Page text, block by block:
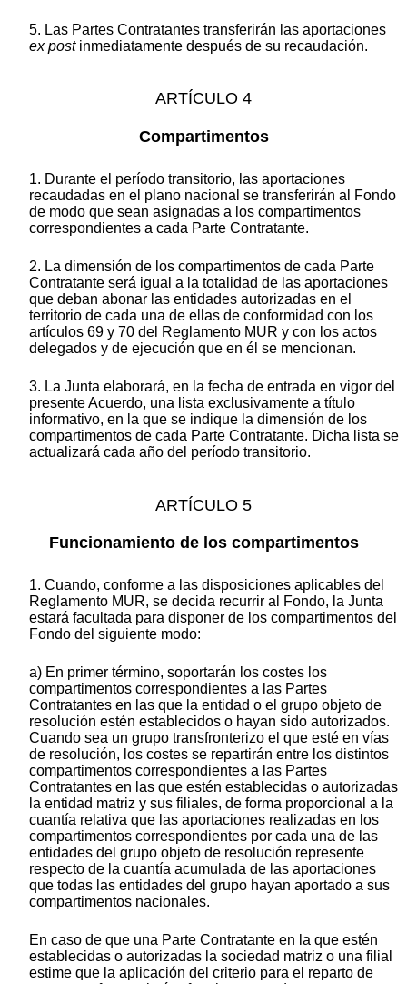
5. Las Partes Contratantes transferirán las aportaciones
ex postinmediatamente después de su recaudación.
ARTÍCULO 4
Compartimentos
1. Durante el período transitorio, las aportaciones
recaudadas en el plano nacional se transferirán al Fondo
de modo que sean asignadas a los compartimentos
correspondientes a cada Parte Contratante.
2. La dimensión de los compartimentos de cada Parte
Contratante será igual a la totalidad de las aportaciones
que deban abonar las entidades autorizadas en el
territorio de cada una de ellas de conformidad con los
artículos 69 y 70 del Reglamento MUR y con los actos
delegados y de ejecución que en él se mencionan.
3. La Junta elaborará, en la fecha de entrada en vigor del
presente Acuerdo, una lista exclusivamente a título
informativo, en la que se indique la dimensión de los
compartimentos de cada Parte Contratante. Dicha lista se
actualizará cada año del período transitorio.
ARTÍCULO 5
Funcionamiento de los compartimentos
1. Cuando, conforme a las disposiciones aplicables del
Reglamento MUR, se decida recurrir al Fondo, la Junta
estará facultada para disponer de los compartimentos del
Fondo del siguiente modo:
a) En primer término, soportarán los costes los
compartimentos correspondientes a las Partes
Contratantes en las que la entidad o el grupo objeto de
resolución estén establecidos o hayan sido autorizados.
Cuando sea un grupo transfronterizo el que esté en vías
de resolución, los costes se repartirán entre los distintos
compartimentos correspondientes a las Partes
Contratantes en las que estén establecidas o autorizadas
la entidad matriz y sus filiales, de forma proporcional a la
cuantía relativa que las aportaciones realizadas en los
compartimentos correspondientes por cada una de las
entidades del grupo objeto de resolución represente
respecto de la cuantía acumulada de las aportaciones
que todas las entidades del grupo hayan aportado a sus
compartimentos nacionales.
En caso de que una Parte Contratante en la que estén
establecidas o autorizadas la sociedad matriz o una filial
estime que la aplicación del criterio para el reparto de